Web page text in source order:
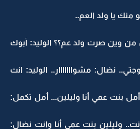
منك يا ولد العم..
من وين صرت ولد عم؟؟ الوليد: أبوك
نضال: مشوااااااار.. الوليد: انت
بنت عمي أنا وليلين... أمل تكمل:
وليلين بنت عمي أنا وانت نضال: